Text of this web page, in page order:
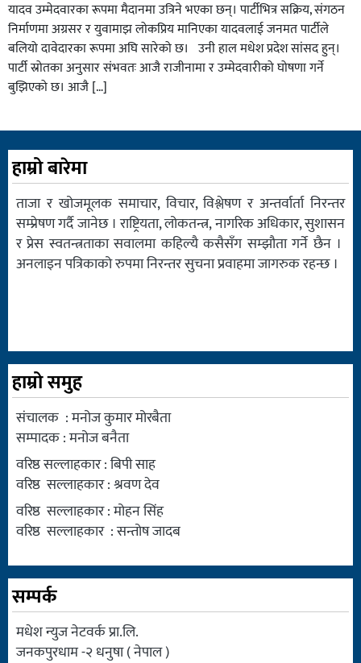
यादव उम्मेदवारका रूपमा मैदानमा उत्रिने भएका छन्। पार्टीभित्र सक्रिय, संगठन
निर्माणमा अग्रसर र युवामाझ लोकप्रिय मानिएका यादवलाई जनमत पार्टीले
बलियो दावेदारका रूपमा अघि सारेको छ। उनी हाल मधेश प्रदेश सांसद हुन्।
पार्टी स्रोतका अनुसार संभवतः आजै राजीनामा र उम्मेदवारीको घोषणा गर्ने
बुझिएको छ। आजै […]
हाम्रो बारेमा
ताजा र खोजमूलक समाचार, विचार, विश्लेषण र अन्तर्वार्ता निरन्तर
सम्प्रेषण गर्दै जानेछ । राष्ट्रियता, लोकतन्त्र, नागरिक अधिकार, सुशासन
र प्रेस स्वतन्त्रताका सवालमा कहिल्यै कसैसँग सम्झौता गर्ने छैन ।
अनलाइन पत्रिकाको रुपमा निरन्तर सुचना प्रवाहमा जागरुक रहन्छ ।
हाम्रो समुह
संचालक : मनोज कुमार मोरबैता
सम्पादक : मनोज बनैता
वरिष्ठ सल्लाहकार : बिपी साह
वरिष्ठ सल्लाहकार : श्रवण देव
वरिष्ठ सल्लाहकार : मोहन सिंह
वरिष्ठ सल्लाहकार : सन्तोष जादब
सम्पर्क
मधेश न्युज नेटवर्क प्रा.लि.
जनकपुरधाम -२ धनुषा ( नेपाल )